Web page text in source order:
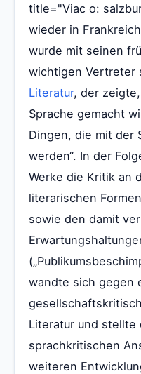
title="Viac o:
wieder in
wurde mit seinen
wichtigen Vertreter
Literatur, der
Sprache gemacht
Dingen, die mit der
werden“. In der
Werke die Kritik an
literarischen
sowie den damit
wandte sich gegen
Literatur und stellte
sprachkritischen
weiteren